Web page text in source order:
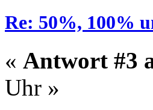
Re: 50%, 100%
« Antwort #3
Uhr »